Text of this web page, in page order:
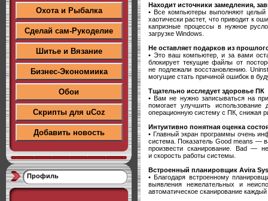
Охота и Рыбалка
Сделай сам-Рукоделие
Шитье и Вязание
Бизнес-Экономиика
Обои
Скрипты для uCoz
Добавить новость
Профиль
Находит источники замедления,
• Все компьютеры выполняют
хаотически растет, что приводит к
капризные процессы в нужное
загрузке Windows.
Не оставляет подарков из
• Это ваш компьютер, и за вами
блокирует текущие файлы от
не подлежали восстановлению.
могущие стать причиной ошибок в
Тщательно исследует здоровье ПК
• Вам не нужно записываться на
помогает улучшить
операционную систему с ПК, снижая
Интуитивно понятная оценка
• Главный экран программы очень
система. Показатель Good means —
произвести сканирование. Bad —
и скорость работы системы.
Встроенный планировщик Avira
• Благодаря встроенному
выявления нежелательных и
автоматическое сканирование